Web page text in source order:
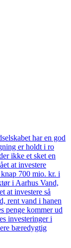
har en god
er holdt i ro
ikke et sket en
at investere
700 mio. kr. i
i Aarhus Vand,
at investere så
rent vand i hanen
penge kommer ud
investeringer i
bæredygtig